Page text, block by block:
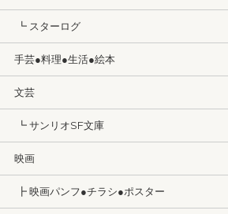
┗ スターログ
手芸●料理●生活●絵本
文芸
┗ サンリオSF文庫
映画
┣ 映画パンフ●チラシ●ポスター